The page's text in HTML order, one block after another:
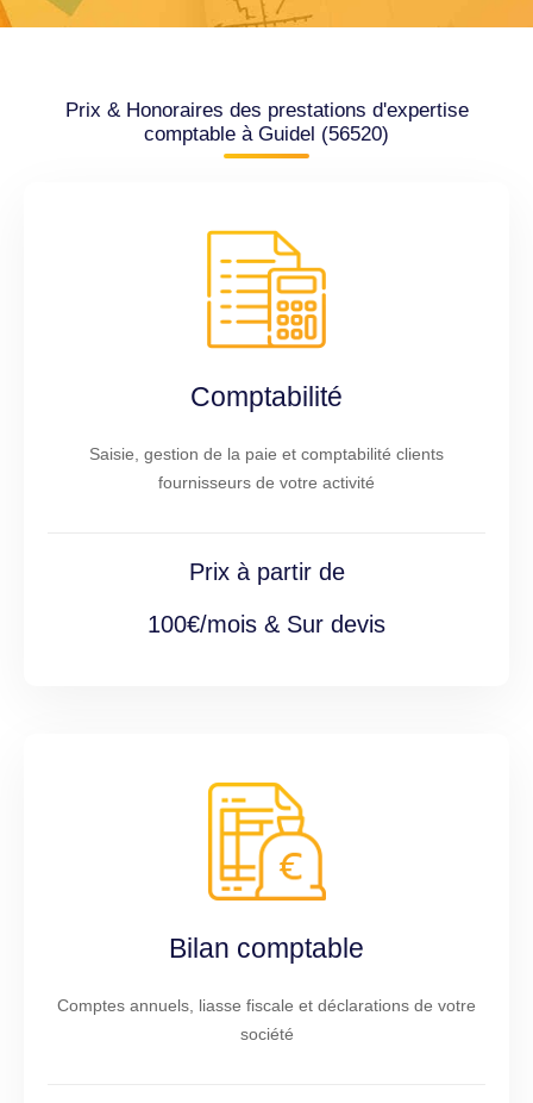
Prix & Honoraires des prestations d'expertise
comptable à Guidel (56520)
Comptabilité
Saisie, gestion de la paie et comptabilité clients
fournisseurs de votre activité
Prix à partir de
100€/mois & Sur devis
Bilan comptable
Comptes annuels, liasse fiscale et déclarations de votre
société